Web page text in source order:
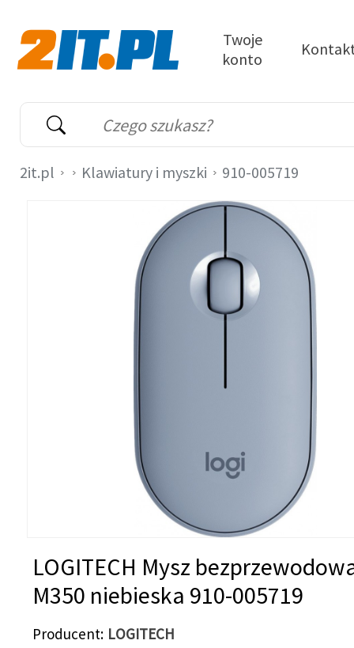
Wyszukiwarka
Słowo kluczowe
Twoje
konto
2it.pl Klawiatury i myszki 910-005719
LOGITECH Mysz
M350 niebieska 910-005719
Producent LOGITECH